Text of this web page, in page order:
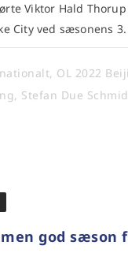
Viktor Hald
City ved sæsonens
, OL 2022
, Stefan Due
god sæson